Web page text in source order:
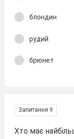
блондин
рудий
брюнет
Запитання 9
Хто має